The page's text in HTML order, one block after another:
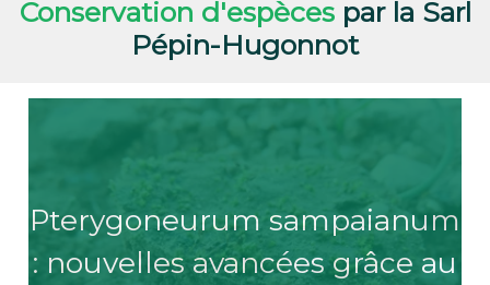
Conservation d'espècespar la Sarl
Pépin-Hugonnot
Pterygoneurum sampaianum
: nouvelles avancées grâce au